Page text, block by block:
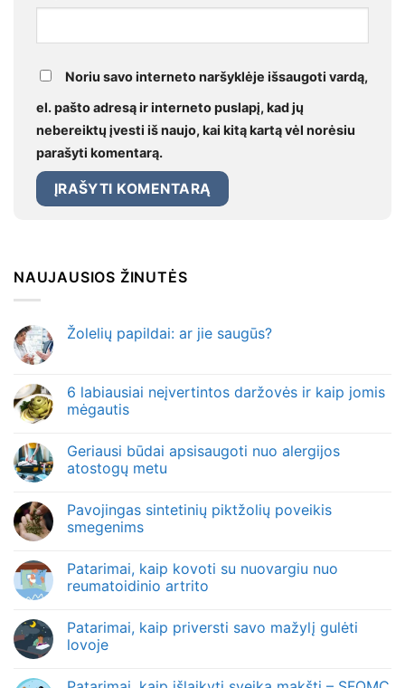
Noriu savo interneto naršyklėje išsaugoti vardą,
el. pašto adresą ir interneto puslapį, kad jų
nebereiktų įvesti iš naujo, kai kitą kartą vėl norėsiu
parašyti komentarą.
NAUJAUSIOS ŽINUTĖS
Žolelių papildai: ar jie saugūs?
6 labiausiai neįvertintos daržovės ir kaip jomis
mėgautis
Geriausi būdai apsisaugoti nuo alergijos
atostogų metu
Pavojingas sintetinių piktžolių poveikis
smegenims
Patarimai, kaip kovoti su nuovargiu nuo
reumatoidinio artrito
Patarimai, kaip priversti savo mažylį gulėti
lovoje